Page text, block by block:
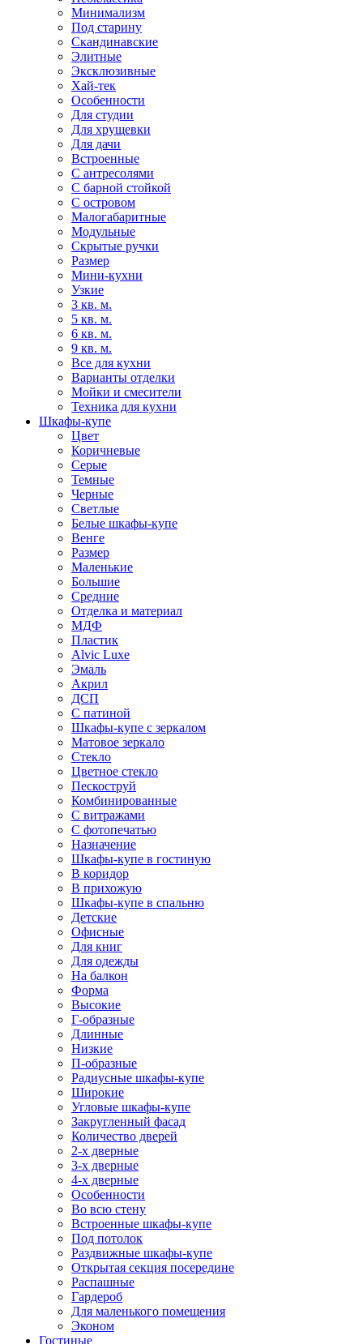
Минимализм
Под старину
Скандинавские
Элитные
Эксклюзивные
Хай-тек
Особенности
Для студии
Для хрущевки
Для дачи
Встроенные
С антресолями
С барной стойкой
С островом
Малогабаритные
Модульные
Скрытые ручки
Размер
Мини-кухни
Узкие
3 кв. м.
5 кв. м.
6 кв. м.
9 кв. м.
Все для кухни
Варианты отделки
Мойки и смесители
Техника для кухни
Шкафы-купе
Цвет
Коричневые
Серые
Темные
Черные
Светлые
Белые шкафы-купе
Венге
Размер
Маленькие
Большие
Средние
Отделка и материал
МДФ
Пластик
Alvic Luxe
Эмаль
Акрил
ДСП
С патиной
Шкафы-купе с зеркалом
Матовое зеркало
Стекло
Цветное стекло
Пескоструй
Комбинированные
С витражами
С фотопечатью
Назначение
Шкафы-купе в гостиную
В коридор
В прихожую
Шкафы-купе в спальню
Детские
Офисные
Для книг
Для одежды
На балкон
Форма
Высокие
Г-образные
Длинные
Низкие
П-образные
Радиусные шкафы-купе
Широкие
Угловые шкафы-купе
Закругленный фасад
Количество дверей
2-х дверные
3-х дверные
4-х дверные
Особенности
Во всю стену
Встроенные шкафы-купе
Под потолок
Раздвижные шкафы-купе
Открытая секция посередине
Распашные
Гардероб
Для маленького помещения
Эконом
Гостиные